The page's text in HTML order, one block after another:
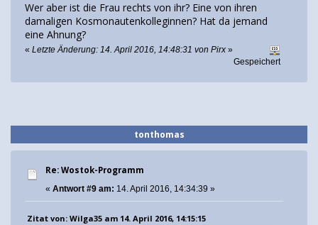
Wer aber ist die Frau rechts von ihr? Eine von ihren
damaligen Kosmonautenkolleginnen? Hat da jemand
eine Ahnung?
« Letzte Änderung: 14. April 2016, 14:48:31 von Pirx »
Gespeichert
tonthomas
Re: Wostok-Programm
« Antwort #9 am: 14. April 2016, 14:34:39 »
Zitat von: Wilga35 am 14. April 2016, 14:15:15